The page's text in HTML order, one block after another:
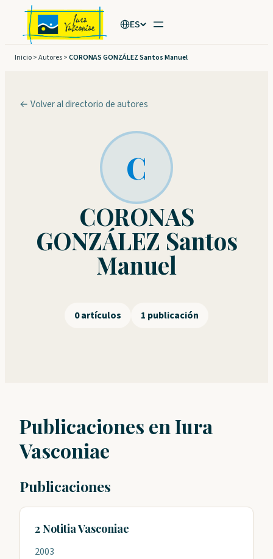
Saltar
contenido
ES
Inicio>Autores>CORONAS GONZÁLEZ Santos Manuel
← Volver al directorio de autores
C
CORONAS
GONZÁLEZ Santos
Manuel
0 artículos 1 publicación
Publicaciones en Iura
Vasconiae
Publicaciones
2 Notitia Vasconiae
2003